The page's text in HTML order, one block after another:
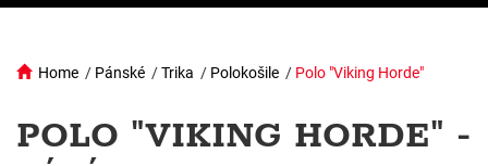
Home / Pánské /Trika / Polokošile / Polo "Viking Horde"
POLO "VIKING HORDE" -